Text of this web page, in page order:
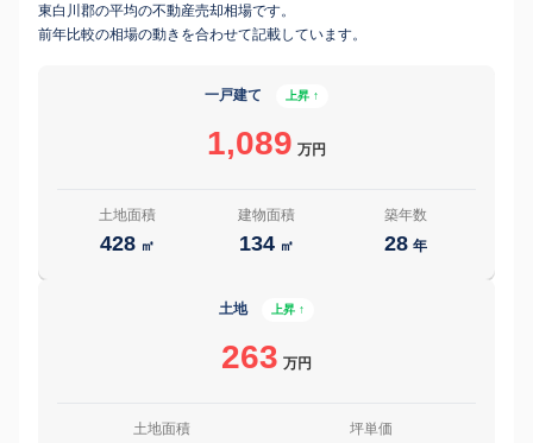
東白川郡の平均の不動産売却相場です。
前年比較の相場の動きを合わせて記載しています。
一戸建て 上昇 ↑
1,089 万円
土地面積
428 ㎡
建物面積
134 ㎡
築年数
28 年
土地 上昇 ↑
263 万円
土地面積 坪単価